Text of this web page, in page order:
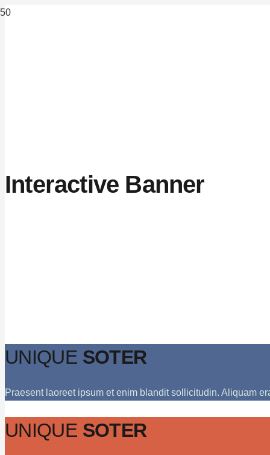
Interactive Banner
UNIQUE SOTER
Praesent laoreet ipsum et enim blandit sollicitudin. Aliquam
UNIQUE SOTER